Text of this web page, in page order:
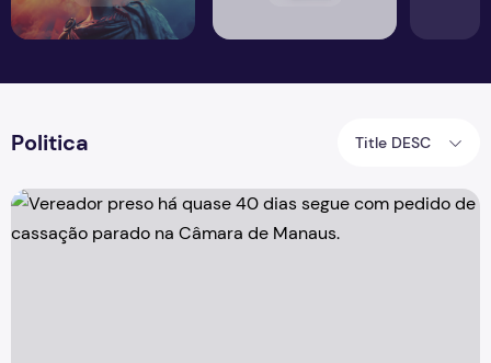
Politica Title DESC
Vereador preso há quase 40 dias segue com pedido de